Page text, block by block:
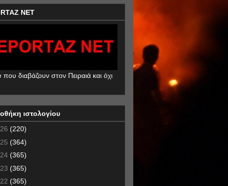
NET
που διαβάζουν στον Πειραιά και όχι
ιστολογίου
(220)
(364)
(365)
(365)
(365)